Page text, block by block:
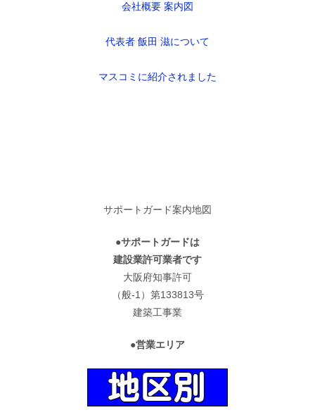
会社概要 案内図
代表者 飯田 滋について
マスコミに紹介されました
サポートガード案内地図
●サポートガードは
建設業許可業者です
大阪府知事許可
（般-1）第133813号
建築工事業
●営業エリア